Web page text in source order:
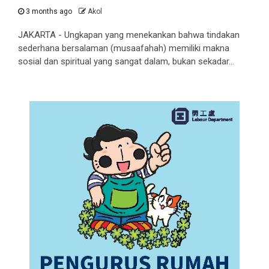
3 months ago Akol
JAKARTA - Ungkapan yang menekankan bahwa tindakan
sederhana bersalaman (musaafahah) memiliki makna
sosial dan spiritual yang sangat dalam, bukan sekadar...